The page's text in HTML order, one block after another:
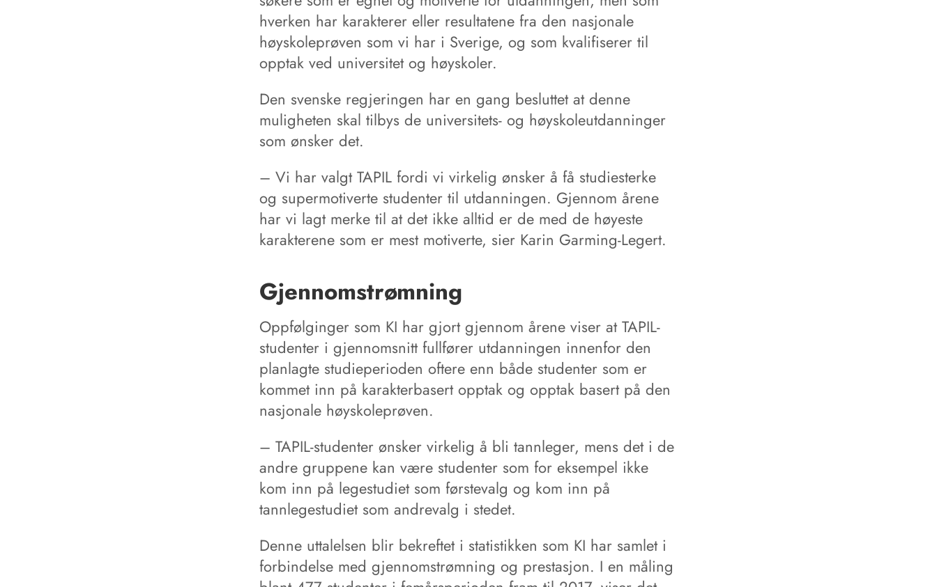
hverken har karakterer eller resultatene fra den nasjonale
høyskoleprøven som vi har i Sverige, og som kvalifiserer til
opptak ved universitet og høyskoler.
Den svenske regjeringen har en gang besluttet at denne
muligheten skal tilbys de universitets- og høyskoleutdanninger
som ønsker det.
– Vi har valgt TAPIL fordi vi virkelig ønsker å få studiesterke
og supermotiverte studenter til utdanningen. Gjennom årene
har vi lagt merke til at det ikke alltid er de med de høyeste
karakterene som er mest motiverte, sier Karin Garming-Legert.
Gjennomstrømning
Oppfølginger som KI har gjort gjennom årene viser at TAPIL-
studenter i gjennomsnitt fullfører utdanningen innenfor den
planlagte studieperioden oftere enn både studenter som er
kommet inn på karakterbasert opptak og opptak basert på den
nasjonale høyskoleprøven.
– TAPIL-studenter ønsker virkelig å bli tannleger, mens det i de
andre gruppene kan være studenter som for eksempel ikke
kom inn på legestudiet som førstevalg og kom inn på
tannlegestudiet som andrevalg i stedet.
Denne uttalelsen blir bekreftet i statistikken som KI har samlet i
forbindelse med gjennomstrømning og prestasjon. I en måling